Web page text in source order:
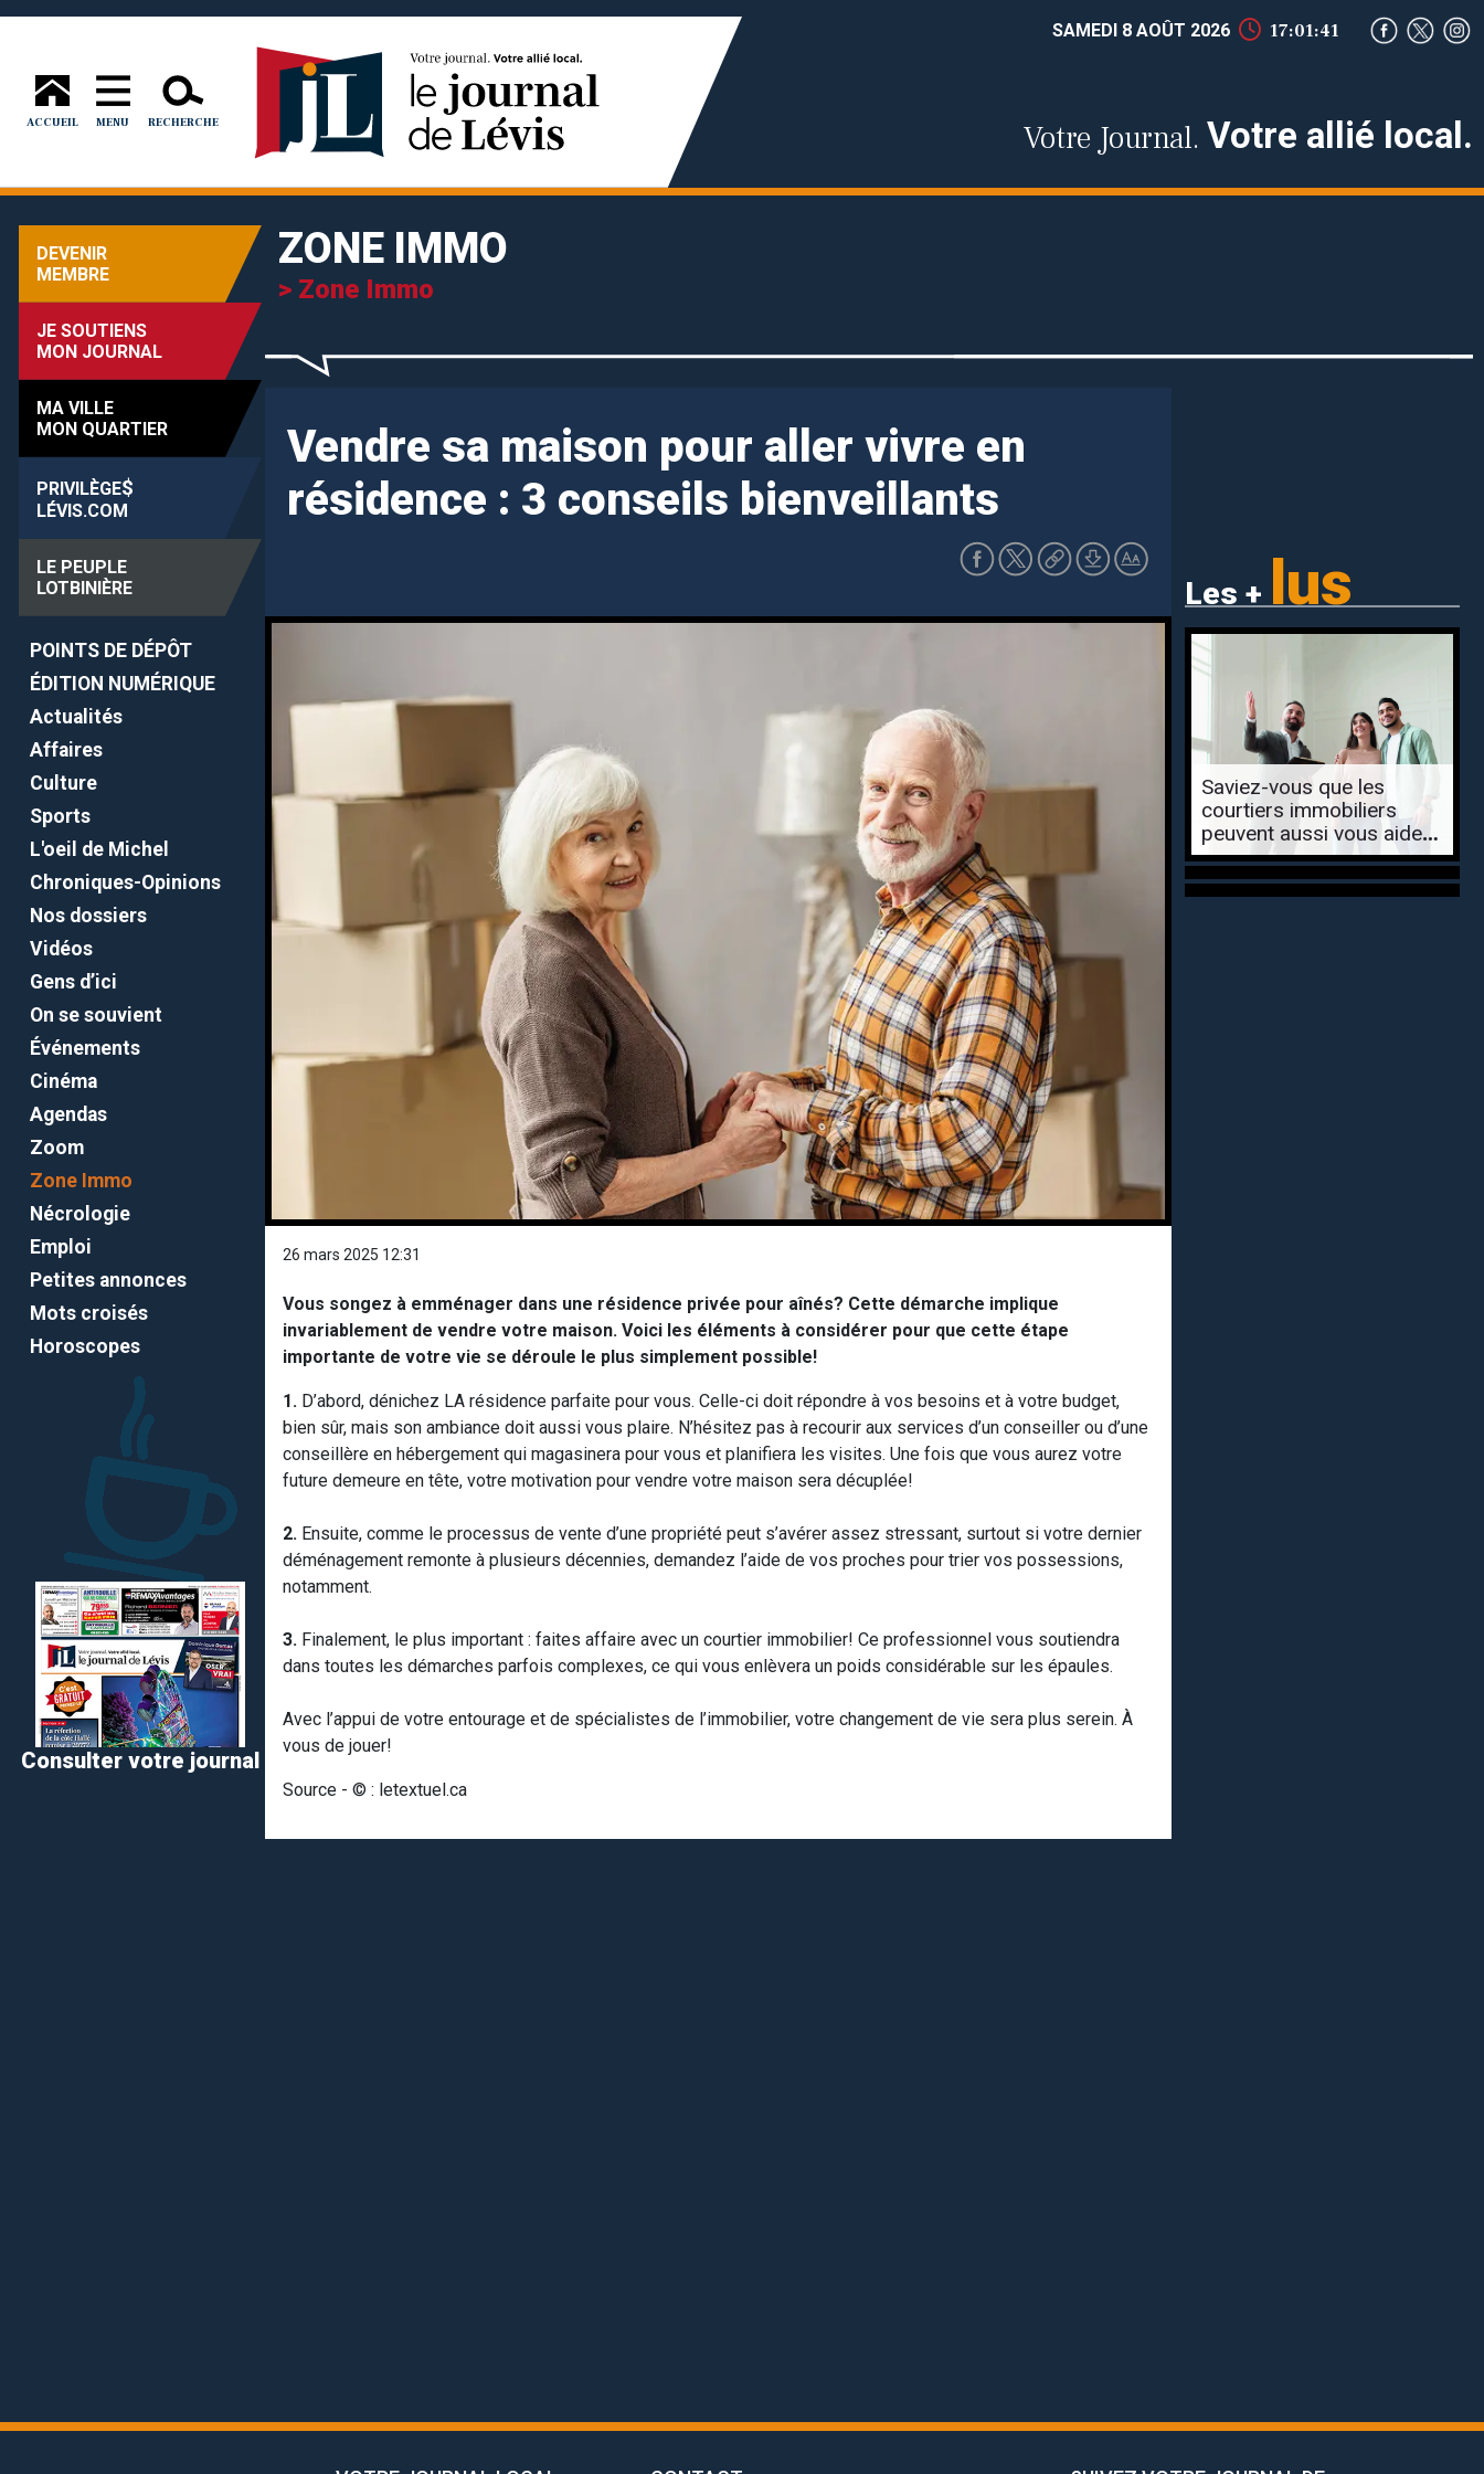
ACCUEIL MENU RECHERCHE
SAMEDI 8 AOÛT 2026 17:01:42
Votre Journal. Votre allié local.
DEVENIR
MEMBRE
JE SOUTIENS
MON JOURNAL
MA VILLE
MON QUARTIER
PRIVILÈGE$
LÉVIS.COM
LE PEUPLE
LOTBINIÈRE
POINTS DE DÉPÔT
ÉDITION NUMÉRIQUE
Actualités
Affaires
Culture
Sports
L'oeil de Michel
Chroniques-Opinions
Nos dossiers
Vidéos
Gens d’ici
On se souvient
Événements
Cinéma
Agendas
Zoom
Zone Immo
Nécrologie
Emploi
Petites annonces
Mots croisés
Horoscopes
Consulter votre journal
ZONE IMMO
> Zone Immo
Vendre sa maison pour aller vivre en
résidence : 3 conseils bienveillants
Les + lus
26 mars 2025 12:31
Vous songez à emménager dans une résidence privée pour aînés? Cette démarche implique
invariablement de vendre votre maison. Voici les éléments à considérer pour que cette étape
importante de votre vie se déroule le plus simplement possible!
1. D’abord, dénichez LA résidence parfaite pour vous. Celle-ci doit répondre à vos besoins et à votre budget,
bien sûr, mais son ambiance doit aussi vous plaire. N’hésitez pas à recourir aux services d’un conseiller ou d’une
conseillère en hébergement qui magasinera pour vous et planifiera les visites. Une fois que vous aurez votre
future demeure en tête, votre motivation pour vendre votre maison sera décuplée!
2. Ensuite, comme le processus de vente d’une propriété peut s’avérer assez stressant, surtout si votre dernier
déménagement remonte à plusieurs décennies, demandez l’aide de vos proches pour trier vos possessions,
notamment.
3. Finalement, le plus important : faites affaire avec un courtier immobilier! Ce professionnel vous soutiendra
dans toutes les démarches parfois complexes, ce qui vous enlèvera un poids considérable sur les épaules.
Avec l’appui de votre entourage et de spécialistes de l’immobilier, votre changement de vie sera plus serein. À
vous de jouer!
Source - © : letextuel.ca
Saviez-vous que les
courtiers immobiliers
peuvent aussi vous aider
pour la location?